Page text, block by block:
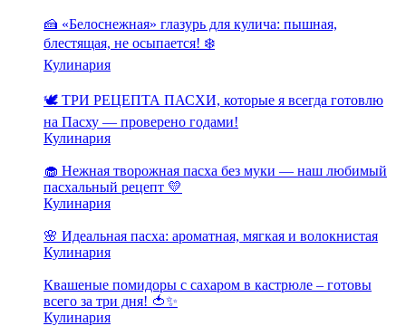
🍰 «Белоснежная» глазурь для кулича: пышная,
блестящая, не осыпается! ❄️
Кулинария
🕊️ ТРИ РЕЦЕПТА ПАСХИ, которые я всегда готовлю
на Пасху — проверено годами!
Кулинария
🧁 Нежная творожная пасха без муки — наш любимый
пасхальный рецепт 💛
Кулинария
🌸 Идеальная пасха: ароматная, мягкая и волокнистая
Кулинария
Квашеные помидоры с сахаром в кастрюле – готовы
всего за три дня! 🍅✨
Кулинария